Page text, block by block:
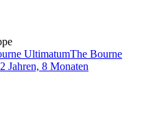
The Bourne
Jahren, 8 Monaten